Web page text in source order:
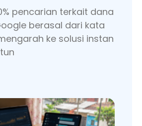
pencarian terkait dana
berasal dari kata
ke solusi instan